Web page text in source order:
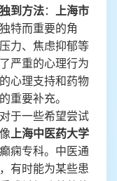
到方法：
上海市
特而重要的角
力、焦虑抑郁等
严重的心理行为
心理支持和药物
重要补充。
于一些希望尝试
上海中医药大学
痫专科。中医通
有时能为某些患